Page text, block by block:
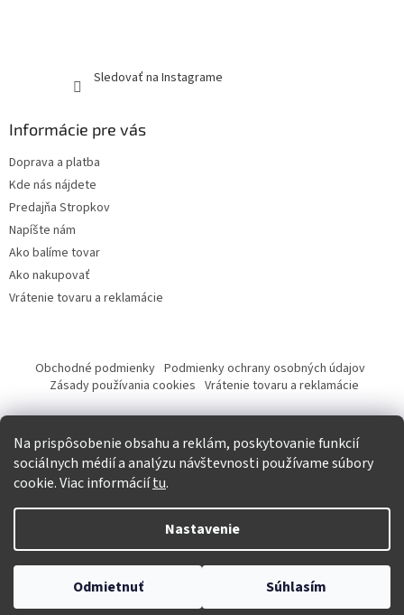
Na prispôsobenie obsahu a reklám, poskytovanie funkcií
sociálnych médií a analýzu návštevnosti používame súbory
cookie. Viac informáciítu.
Nastavenie
Odmietnuť Súhlasím
Sledovať na Instagrame
Informácie pre vás
Doprava a platba
Kde nás nájdete
Predajňa Stropkov
Napíšte nám
Ako balíme tovar
Ako nakupovať
Vrátenie tovaru a reklamácie
Obchodné podmienky Podmienky ochrany osobných údajov
Zásady používania cookies Vrátenie tovaru a reklamácie
Tvorba eshopu a SEO optimalizácia
Copyright 2026Krásna móda. Všetky práva vyhradené.Upraviť